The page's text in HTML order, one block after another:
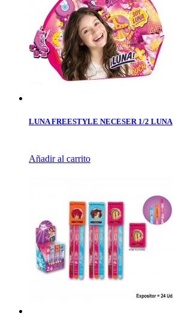
LUNA FREESTYLE NECESER 1/2 LUNA
Añadir al carrito